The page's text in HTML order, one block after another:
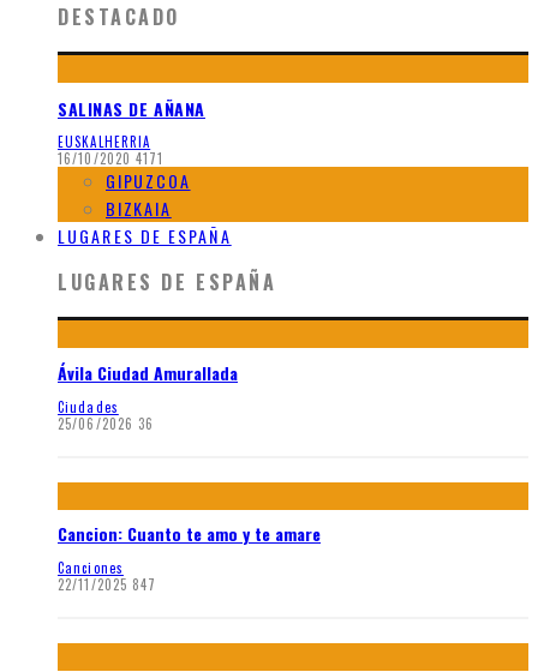
DESTACADO
SALINAS DE AÑANA
EUSKALHERRIA
16/10/2020 4171
GIPUZCOA
BIZKAIA
LUGARES DE ESPAÑA
LUGARES DE ESPAÑA
Ávila Ciudad Amurallada
Ciudades
25/06/2026 36
Cancion: Cuanto te amo y te amare
Canciones
22/11/2025 847